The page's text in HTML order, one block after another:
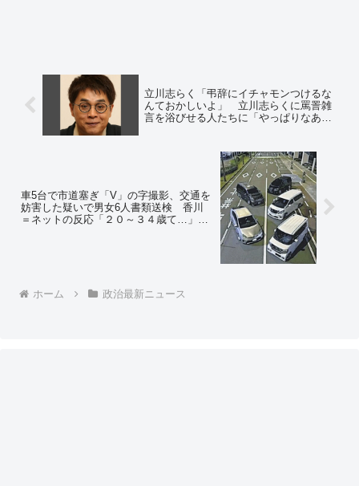
立川志らく「弔辞にイチャモンつけるな
んておかしいよ」 立川志らくに罵詈雑
言を浴びせる人たちに「やっぱりなあ」
車5台で市道塞ぎ「V」の字撮影、交通を
妨害した疑いで男女6人書類送検 香川
＝ネットの反応「２０～３４歳て…」
ホーム 政治最新ニュース